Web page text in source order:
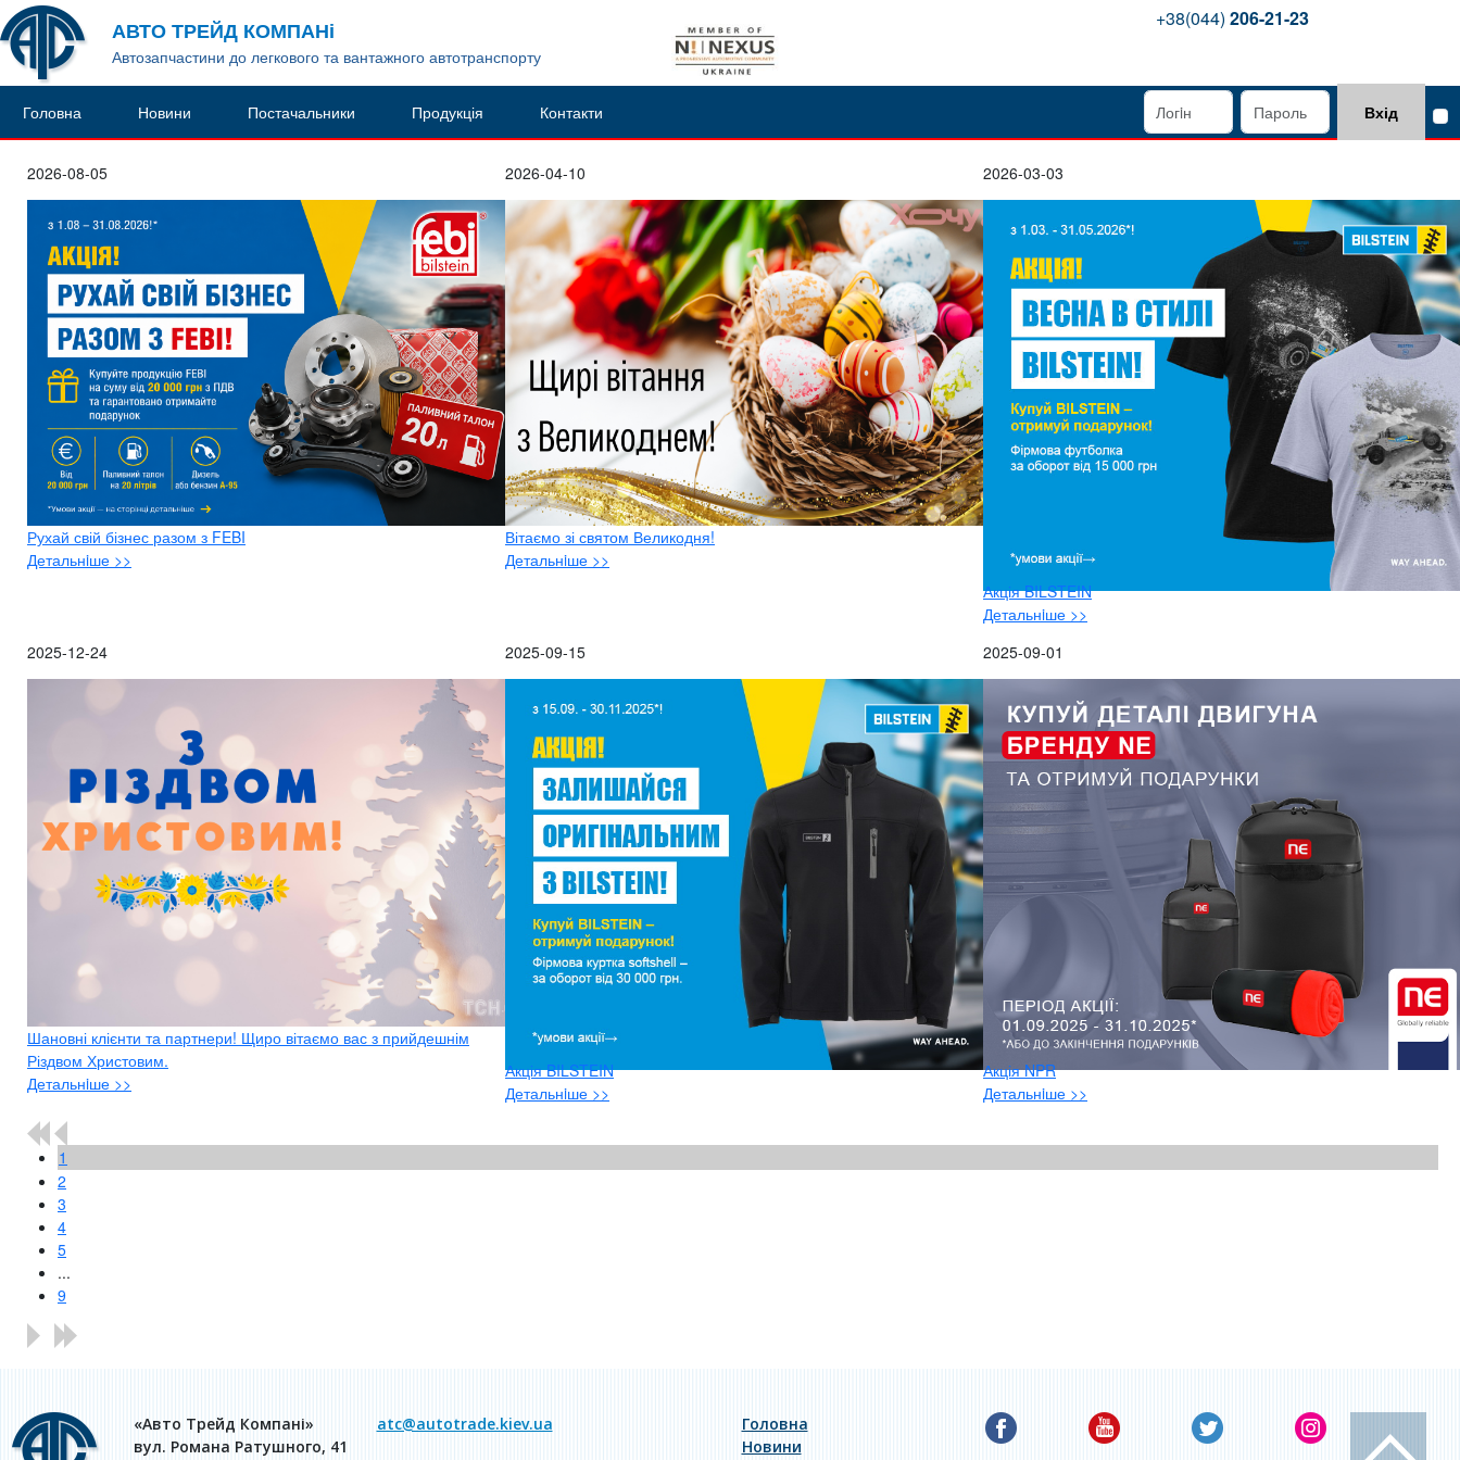
АВТО ТРЕЙД КОМПАНі
Автозапчастини до легкового та вантажного автотранспорту
+38(044) 206-21-23
Головна Новини Постачальники Продукція Контакти Вхід
2026-08-05
Рухай свій бізнес разом з FEBI
Детальнiше >>
2026-04-10
Вітаємо зі святом Великодня!
Детальнiше >>
2026-03-03
Акція BILSTEIN
Детальнiше >>
2025-12-24
Шановні клієнти та партнери! Щиро вітаємо вас з прийдешнім
Різдвом Христовим.
Детальнiше >>
2025-09-15
Акція BILSTEIN
Детальнiше >>
2025-09-01
Акція NPR
Детальнiше >>
1
2
3
4
5
...
9
«Авто Трейд Компані»
вул. Романа Ратушного, 41
atc@autotrade.kiev.ua
Головна
Новини